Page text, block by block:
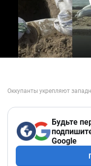
Будьте
Google